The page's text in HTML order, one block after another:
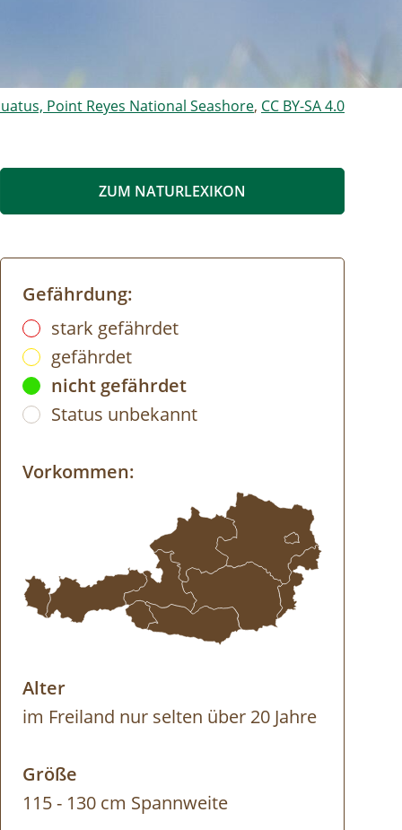
Point Reyes National Seashore, CC BY-SA 4.0
ZUM NATURLEXIKON
Gefährdung:
stark gefährdet
gefährdet
nicht gefährdet
Status unbekannt
Vorkommen:
Alter
im Freiland nur selten über 20 Jahre
Größe
115 - 130 cm Spannweite